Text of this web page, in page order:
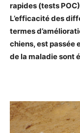
rapides (tests
L’efficacité des
termes
chiens, est passée
de la maladie sont